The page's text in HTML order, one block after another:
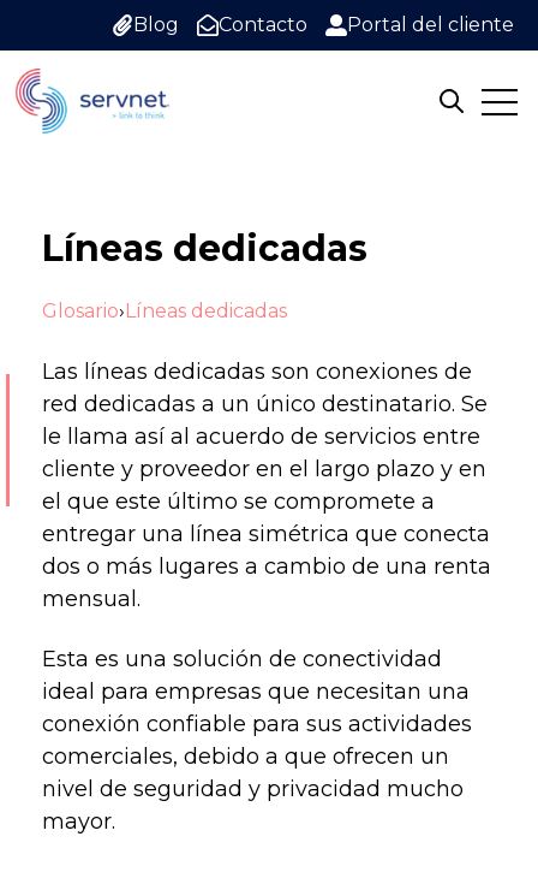
Blog Contacto Portal del cliente
Open
Líneas dedicadas
Glosario› Líneas dedicadas
Las líneas dedicadas son conexiones de
red dedicadas a un único destinatario. Se
le llama así al acuerdo de servicios entre
cliente y proveedor en el largo plazo y en
el que este último se compromete a
entregar una línea simétrica que conecta
dos o más lugares a cambio de una renta
mensual.
Esta es una solución de conectividad
ideal para empresas que necesitan una
conexión confiable para sus actividades
comerciales, debido a que ofrecen un
nivel de seguridad y privacidad mucho
mayor.